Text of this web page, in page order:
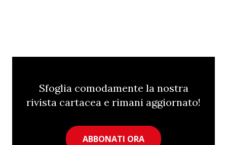
Sfoglia comodamente la nostra
rivista cartacea e rimani aggiornato!
ABBONATI ORA